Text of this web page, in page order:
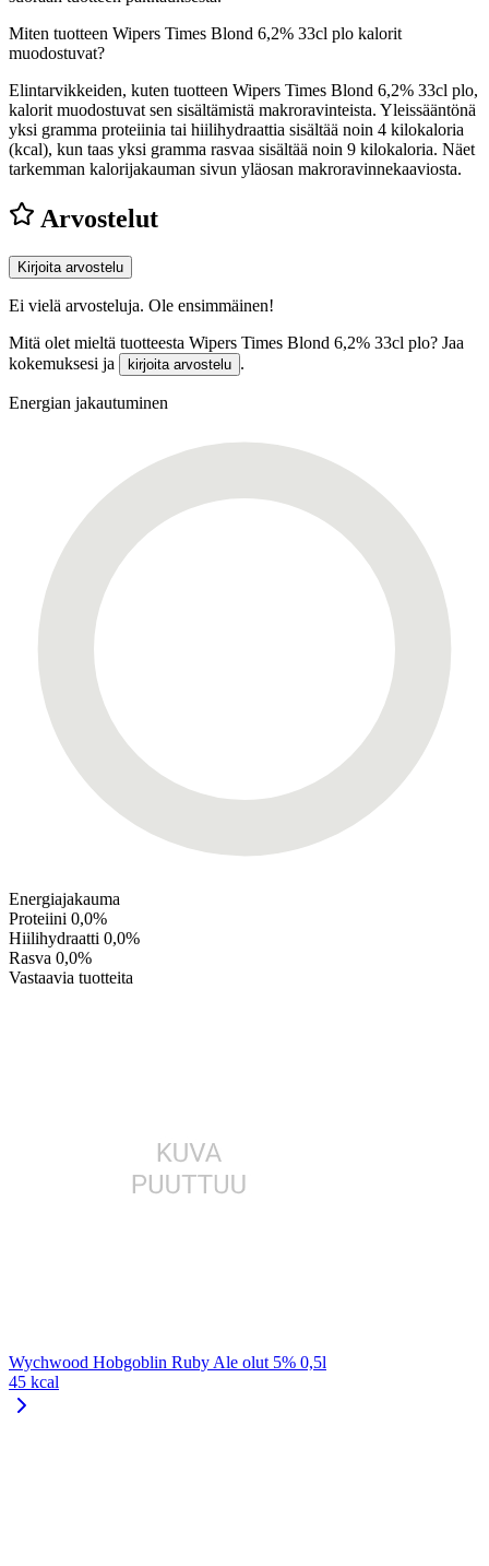
Miten tuotteen Wipers Times Blond 6,2% 33cl plo kalorit
muodostuvat?
Elintarvikkeiden, kuten tuotteen Wipers Times Blond 6,2% 33cl plo,
kalorit muodostuvat sen sisältämistä makroravinteista. Yleissääntönä
yksi gramma proteiinia tai hiilihydraattia sisältää noin 4 kilokaloria
(kcal), kun taas yksi gramma rasvaa sisältää noin 9 kilokaloria. Näet
tarkemman kalorijakauman sivun yläosan makroravinnekaaviosta.
Arvostelut
Kirjoita arvostelu
Ei vielä arvosteluja. Ole ensimmäinen!
Mitä olet mieltä tuotteesta Wipers Times Blond 6,2% 33cl plo? Jaa
kokemuksesi ja
kirjoita arvostelu .
Energian jakautuminen
Energiajakauma
Proteiini 0,0%
Hiilihydraatti 0,0%
Rasva 0,0%
Vastaavia tuotteita
Wychwood Hobgoblin Ruby Ale olut 5% 0,5l
45 kcal